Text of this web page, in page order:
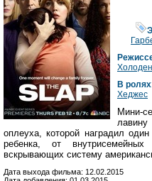
В ролях
Хеджес
Мини-
оплеуха, которой наградил
ребенка, от
вскрывающих систему
Дата выхода фильма: 12.02.2015